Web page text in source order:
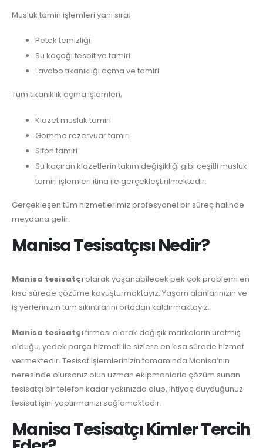
Musluk tamiri işlemleri yanı sıra;
Petek temizliği
Su kaçağı tespit ve tamiri
Lavabo tıkanıklığı açma ve tamiri
Tüm tıkanıklık açma işlemleri;
Klozet musluk tamiri
Gömme rezervuar tamiri
Sifon tamiri
Su kaçıran klozetlerin takım değişikliği gibi çeşitli musluk
tamiri işlemleri itina ile gerçekleştirilmektedir.
Gerçekleşen tüm hizmetlerimiz profesyonel bir süreç halinde
meydana gelir.
Manisa Tesisatçısı Nedir?
Manisa tesisatçı olarak yaşanabilecek pek çok problemi en
kısa sürede çözüme kavuşturmaktayız. Yaşam alanlarınızın ve
iş yerlerinizin tüm sıkıntılarını ortadan kaldırmaktayız.
Manisa tesisatçıfirması olarak değişik markaların üretmiş
olduğu, yedek parça hizmeti ile sizlere en kısa sürede hizmet
vermektedir. Tesisat işlemlerinizin tamamında Manisa’nın
neresinde olursanız olun uzman ekipmanlarla çözüm sunan
tesisatçı bir telefon kadar yakınızda olup, ihtiyaç duyduğunuz
tesisat işini yaptırmanızı sağlamaktadır.
Manisa Tesisatçı Kimler Tercih